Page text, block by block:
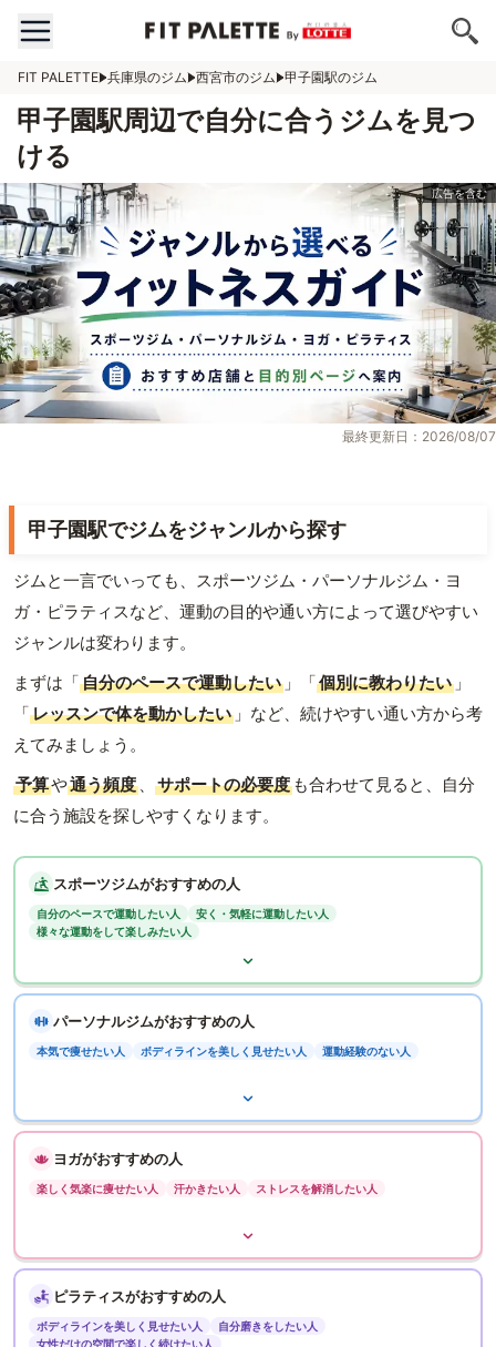
FIT PALETTE 兵庫県のジム 西宮市のジム 甲子園駅のジム
甲子園駅周辺で自分に合うジムを見つ
ける
最終更新日：2026/08/07
甲子園駅でジムをジャンルから探す
ジムと一言でいっても、スポーツジム・パーソナルジム・ヨ
ガ・ピラティスなど、運動の目的や通い方によって選びやすい
ジャンルは変わります。
まずは「自分のペースで運動したい 」「個別に教わりたい 」
「レッスンで体を動かしたい 」など、続けやすい通い方から考
えてみましょう。
予算や通う頻度 、 サポートの必要度 も合わせて見ると、自分
に合う施設を探しやすくなります。
スポーツジムがおすすめの人
自分のペースで運動したい人
安く・気軽に運動したい人
様々な運動をして楽しみたい人
パーソナルジムがおすすめの人
本気で痩せたい人 ボディラインを美しく見せたい人 運動経験のない人
ヨガがおすすめの人
楽しく気楽に痩せたい人 汗かきたい人 ストレスを解消したい人
ピラティスがおすすめの人
ボディラインを美しく見せたい人
自分磨きをしたい人
女性だけの空間で楽しく続けたい人